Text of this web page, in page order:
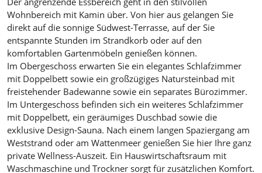
Wohnbereich mit Kamin über. Von hier aus gelangen Sie
direkt auf die sonnige Südwest-Terrasse, auf der Sie
entspannte Stunden im Strandkorb oder auf den
komfortablen Gartenmöbeln genießen können.
Im Obergeschoss erwarten Sie ein elegantes Schlafzimmer
mit Doppelbett sowie ein großzügiges Natursteinbad mit
freistehender Badewanne sowie ein separates Bürozimmer.
Im Untergeschoss befinden sich ein weiteres Schlafzimmer
mit Doppelbett, ein geräumiges Duschbad sowie die
exklusive Design-Sauna. Nach einem langen Spaziergang am
Weststrand oder am Wattenmeer genießen Sie hier Ihre ganz
private Wellness-Auszeit. Ein Hauswirtschaftsraum mit
Waschmaschine und Trockner sorgt für zusätzlichen Komfort.